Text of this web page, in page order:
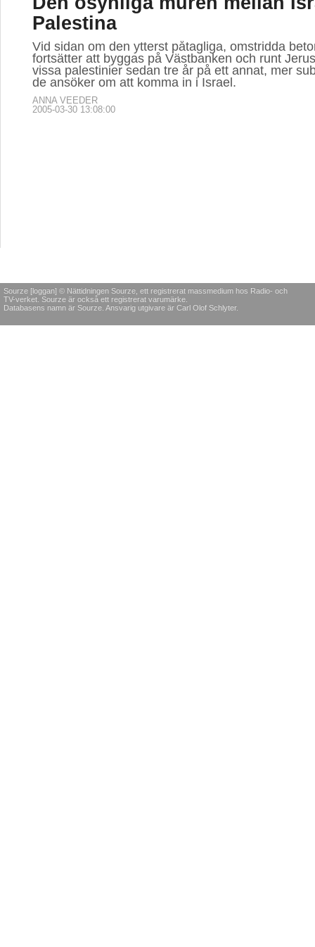
Palestina
Vid sidan om den ytterst påtagliga, omstridda
fortsätter att byggas på Västbanken och runt
vissa palestinier sedan tre år på ett annat, mer
de ansöker om att komma in i Israel.
ANNA VEEDER
2005-03-30 13:08:00
Sourze [loggan] © Nättidningen Sourze, ett registrerat massmedium hos Radio- och
TV-verket. Sourze är också ett registrerat varumärke.
Databasens namn är Sourze. Ansvarig utgivare är Carl Olof Schlyter.